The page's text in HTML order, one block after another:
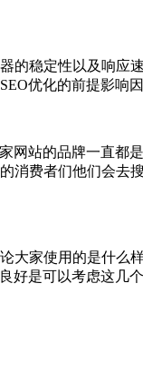
稳定性以及响应
优化的前提影响
网站的品牌一直
消费者们他们会
大家使用的是什
好是可以考虑这几个